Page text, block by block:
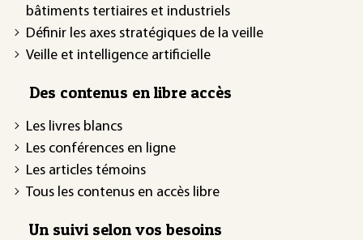
bâtiments tertiaires et industriels
Définir les axes stratégiques de la veille
Veille et intelligence artificielle
Des contenus en libre accès
Les livres blancs
Les conférences en ligne
Les articles témoins
Tous les contenus en accès libre
Un suivi selon vos besoins